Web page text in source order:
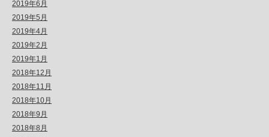
2019年6月
2019年5月
2019年4月
2019年2月
2019年1月
2018年12月
2018年11月
2018年10月
2018年9月
2018年8月